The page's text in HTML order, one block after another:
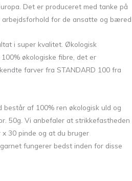
Det er produceret med tanke på
for de ansatte og bæred
i super kvalitet. Økologisk
økologiske fibre, det er
farver fra STANDARD 100 fra
består af 100% ren økologisk uld og
50g. Vi anbefaler at strikkefastheden
x 30 pinde og at du bruger
fungerer bedst inden for disse